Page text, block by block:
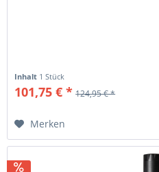
Inhalt 1 Stück
101,75 € * 124,95 € *
Merken